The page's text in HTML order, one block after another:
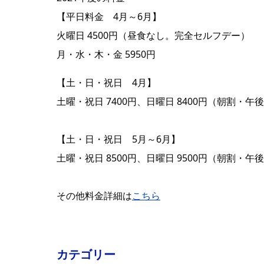
【平日料金 4月～6月】
火曜日 4500円（昼食なし。完全セルフデー）
月・水・木・金 5950円
【土・日・祝日 4月】
土曜・祝日 7400円、日曜日 8400円（朝割・午後
【土・日・祝日 5月～6月】
土曜・祝日 8500円、日曜日 9500円（朝割・午後
その他料金詳細はこちら
カテゴリー